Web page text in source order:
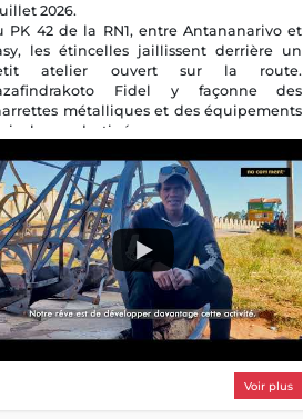
2026.
PK 42 de la RN1, entre Antananarivo et
les étincelles jaillissent derrière un
atelier ouvert sur la route.
Fidel y façonne des
métalliques et des équipements
destinés aux campagnes
il perpétue un métier discret mais
Voir plus